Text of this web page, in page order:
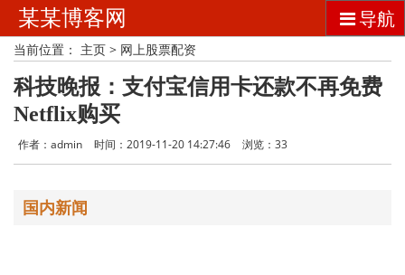
某某博客网 导航
当前位置： 主页 > 网上股票配资
科技晚报：支付宝信用卡还款不再免费
Netflix购买
作者：admin 时间：2019-11-20 14:27:46 浏览： 33
国内新闻